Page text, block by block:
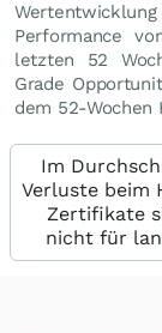
Performance
letzten 52
Grade
dem 52-Wochen
Im
Verluste beim
Zertifikate
nicht für